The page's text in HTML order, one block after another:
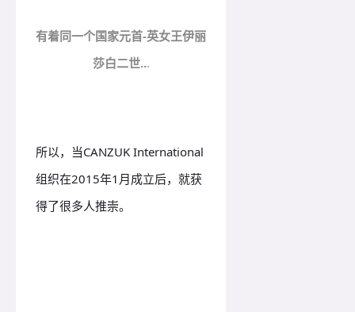
有着同一个国家元首-英女王伊丽
莎白二世...
所以，当CANZUK International
组织在2015年1月成立后，就获
得了很多人推崇。